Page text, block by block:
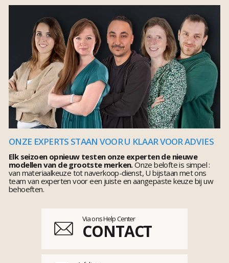
ONZE EXPERTS STAAN VOOR U KLAAR VOOR ADVIES
Elk seizoen opnieuw testen onze experten de nieuwe
modellen van de grootste merken.Onze belofte is simpel :
van materiaalkeuze tot naverkoop-dienst, U bijstaan met ons
team van experten voor een juiste en aangepaste keuze bij uw
behoeften.
Via ons Help Center
CONTACT